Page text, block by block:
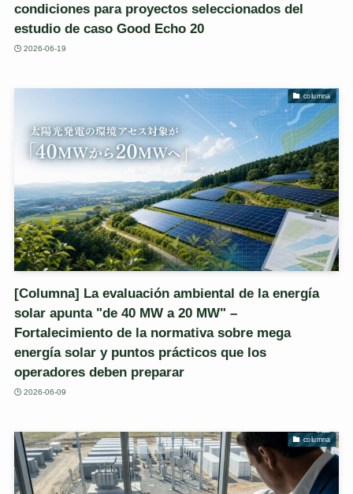
condiciones para proyectos seleccionados del
estudio de caso Good Echo 20
2026-06-19
columna
[Columna] La evaluación ambiental de la energía
solar apunta "de 40 MW a 20 MW" –
Fortalecimiento de la normativa sobre mega
energía solar y puntos prácticos que los
operadores deben preparar
2026-06-09
columna